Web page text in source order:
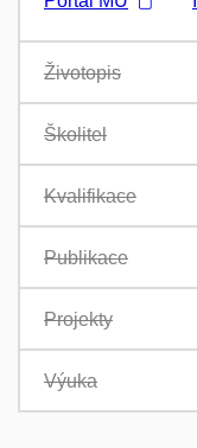
Životopis
Školitel
Kvalifikace
Publikace
Projekty
Výuka